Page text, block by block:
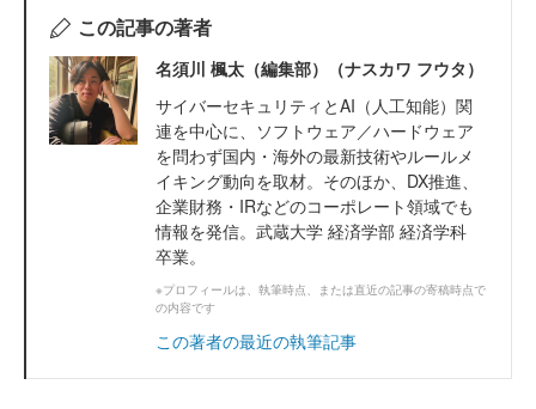
この記事の著者
名須川 楓太（編集部）（ナスカワ フウタ）
サイバーセキュリティとAI（人工知能）関
連を中心に、ソフトウェア／ハードウェア
を問わず国内・海外の最新技術やルールメ
イキング動向を取材。そのほか、DX推進、
企業財務・IRなどのコーポレート領域でも
情報を発信。武蔵大学 経済学部 経済学科
卒業。
※プロフィールは、執筆時点、または直近の記事の寄稿時点で
の内容です
この著者の最近の執筆記事